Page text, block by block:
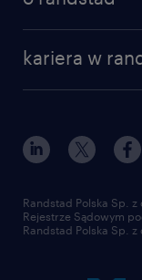
kariera w
Randstad Polska Sp.
Rejestrze Sądowym
Randstad Polska Sp.